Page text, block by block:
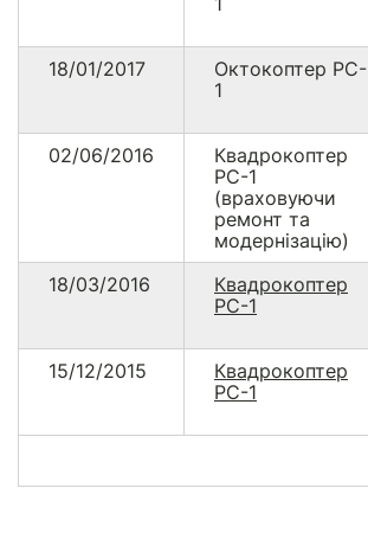
18/01/2017
Октокоптер PC-
1
02/06/2016
Квадрокоптер
PC-1
(враховуючи
ремонт та
модернізацію)
18/03/2016
Квадрокоптер
PC-1
15/12/2015
Квадрокоптер
PC-1